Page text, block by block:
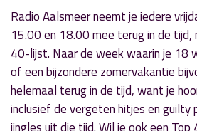
Radio Aalsmeer neemt je iedere
15.00 en 18.00 mee terug in de tijd,
40-lijst. Naar de week waarin je 18
of een bijzondere zomervakantie
helemaal terug in de tijd, want je
inclusief de vergeten hitjes en guilty